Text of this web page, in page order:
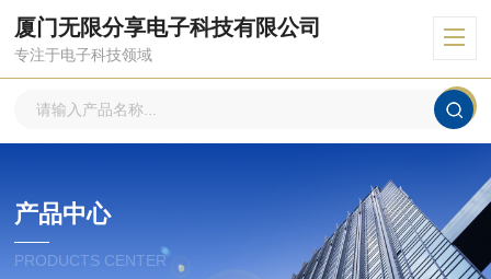
厦门无限分享电子科技有限公司
专注于电子科技领域
产品中心
PRODUCTS CENTER